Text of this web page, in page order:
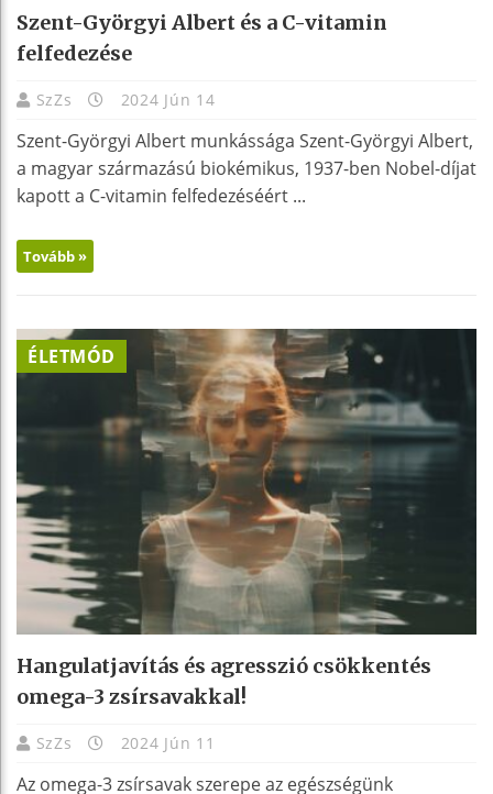
Szent-Györgyi Albert és a C-vitamin
felfedezése
SzZs 2024 Jún 14
Szent-Györgyi Albert munkássága Szent-Györgyi Albert,
a magyar származású biokémikus, 1937-ben Nobel-díjat
kapott a C-vitamin felfedezéséért ...
Tovább »
ÉLETMÓD
Hangulatjavítás és agresszió csökkentés
omega-3 zsírsavakkal!
SzZs 2024 Jún 11
Az omega-3 zsírsavak szerepe az egészségünk